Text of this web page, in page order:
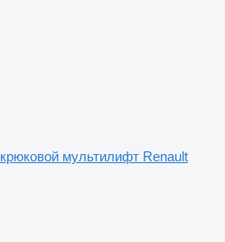
крюковой мультилифт Renault